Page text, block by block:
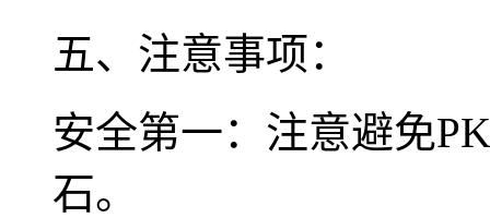
五、注意事项：
安全第一：注意避免
石。